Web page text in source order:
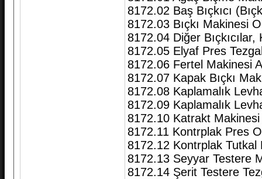
8172.02 Baş Bıçkıcı
8172.03 Bıçkı Makinesi
8172.04 Diğer
8172.05 Elyaf Pres
8172.06 Fertel Makinesi
8172.07 Kapak Bıçkı
8172.08 Kaplamalık
8172.09 Kaplamalık
8172.10 Katrakt
8172.11 Kontrplak Pres
8172.12 Kontrplak
8172.13 Seyyar Testere
8172.14 Şerit Testere